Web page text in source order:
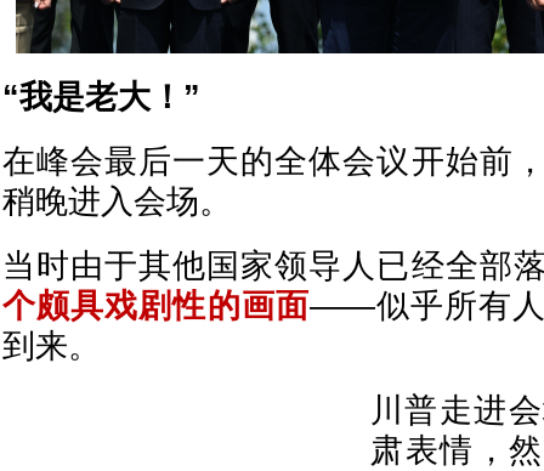
“我是老大！”
在峰会最后一天的全体会议开始前
稍晚进入会场。
当时由于其他国家领导人已经全部
个颇具戏剧性的画面——似乎所有人
到来。
川普走进
肃表情，